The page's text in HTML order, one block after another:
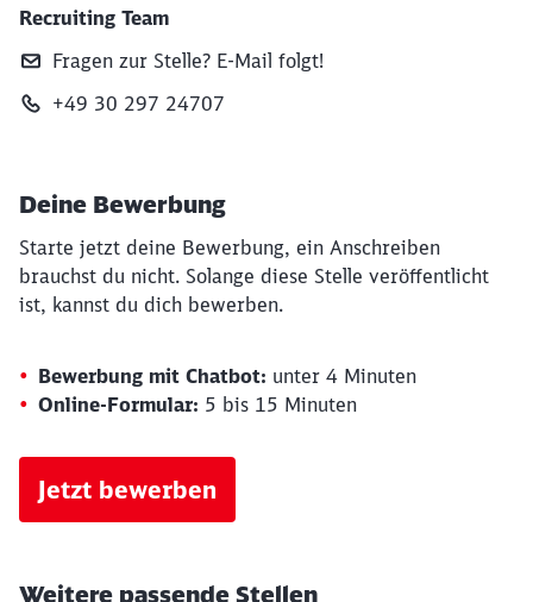
Recruiting Team
Fragen zur Stelle? E‑Mail folgt!
+49 30 297 24707
Deine Bewerbung
Starte jetzt deine Bewerbung, ein Anschreiben
brauchst du nicht. Solange diese Stelle veröffentlicht
ist, kannst du dich bewerben.
Bewerbung mit Chatbot: unter 4 Minuten
Online-Formular: 5 bis 15 Minuten
Jetzt bewerben
Weitere passende Stellen